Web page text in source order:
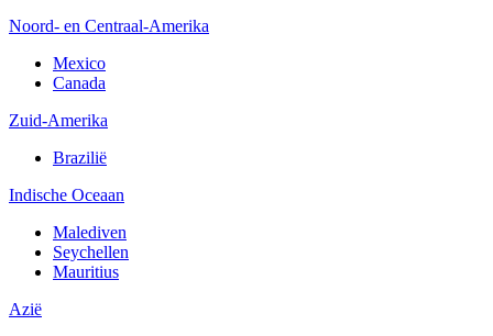
Noord- en Centraal-Amerika
Mexico
Canada
Zuid-Amerika
Brazilië
Indische Oceaan
Malediven
Seychellen
Mauritius
Azië